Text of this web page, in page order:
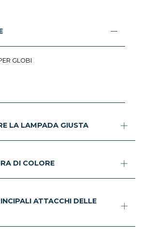
GLOBI
LA LAMPADA GIUSTA
DI COLORE
ATTACCHI DELLE